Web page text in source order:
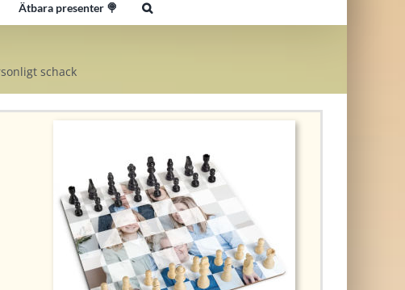
Ätbara presenter 🍭
schack